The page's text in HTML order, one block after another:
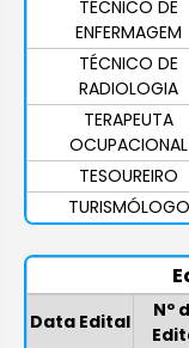
TÉCNICO DE
ENFERMAGEM
TÉCNICO DE
RADIOLOGIA
TERAPEUTA
OCUPACIONAL
TESOUREIRO
TURISMÓLOGO
Data Edital
Nº